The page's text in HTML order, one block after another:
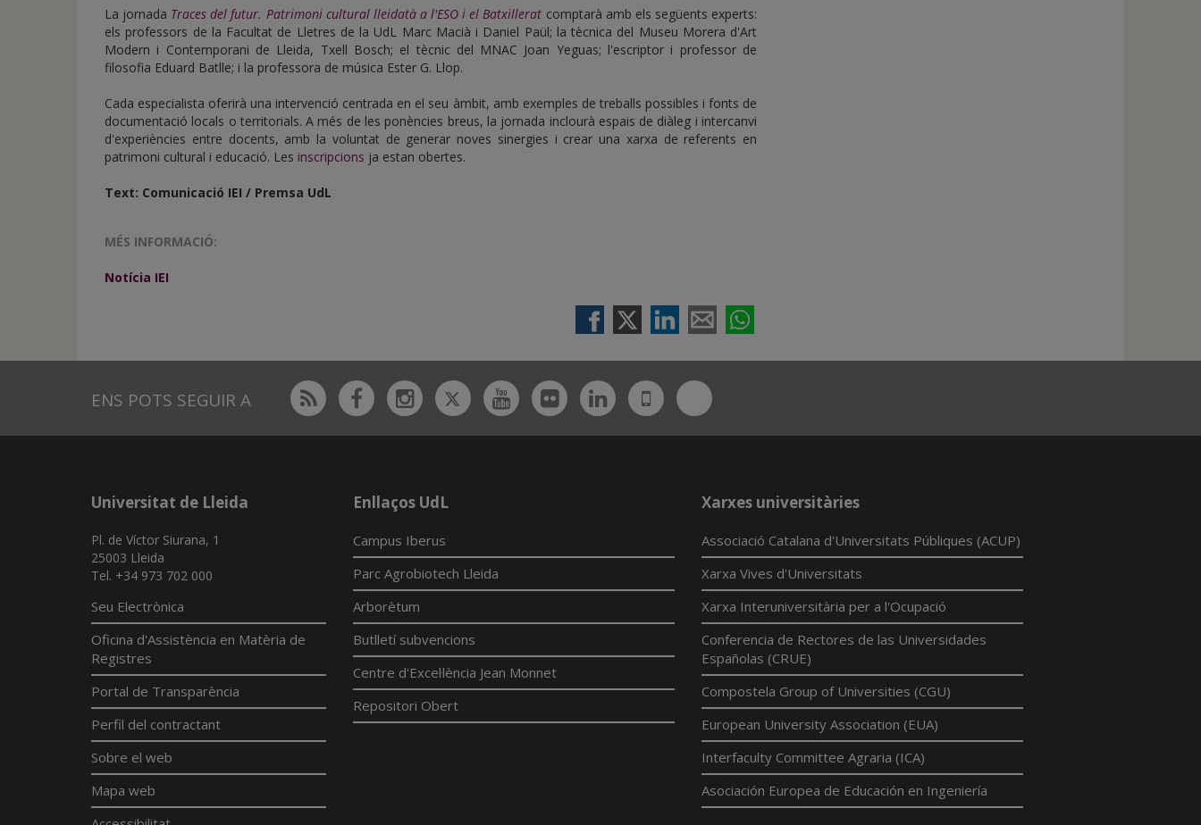
La jornada Traces del futur. Patrimoni cultural lleidatà a l'ESO i el Batxillerat comptarà amb els següents experts:
els professors de la Facultat de Lletres de la UdL Marc Macià i Daniel Paül; la tècnica del Museu Morera d'Art
Modern i Contemporani de Lleida, Txell Bosch; el tècnic del MNAC Joan Yeguas; l'escriptor i professor de
filosofia Eduard Batlle; i la professora de música Ester G. Llop.
Cada especialista oferirà una intervenció centrada en el seu àmbit, amb exemples de treballs possibles i fonts de
documentació locals o territorials. A més de les ponències breus, la jornada inclourà espais de diàleg i intercanvi
d'experiències entre docents, amb la voluntat de generar noves sinergies i crear una xarxa de referents en
patrimoni cultural i educació. Les inscripcions ja estan obertes.
Text: Comunicació IEI / Premsa UdL
MÉS INFORMACIÓ:
Notícia IEI
ENS POTS SEGUIR A Rss FacebookInstagram
TwitterYoutubeFlickrLinkedin
UdL
App
Bluesky
Universitat de Lleida
Pl. de Víctor Siurana, 1
25003 Lleida
Tel. +34 973 702 000
Seu Electrònica
Oficina d'Assistència en Matèria de
Registres
Portal de Transparència
Perfil del contractant
Sobre el web
Mapa web
Enllaços UdL
Campus Iberus
Parc Agrobiotech Lleida
Arborètum
Butlletí subvencions
Centre d'Excel·lència Jean Monnet
Repositori Obert
Xarxes universitàries
Associació Catalana d'Universitats Públiques (ACUP)
Xarxa Vives d'Universitats
Xarxa Interuniversitària per a l'Ocupació
Conferencia de Rectores de las Universidades
Españolas (CRUE)
Compostela Group of Universities (CGU)
European University Association (EUA)
Interfaculty Committee Agraria (ICA)
Asociación Europea de Educación en Ingeniería